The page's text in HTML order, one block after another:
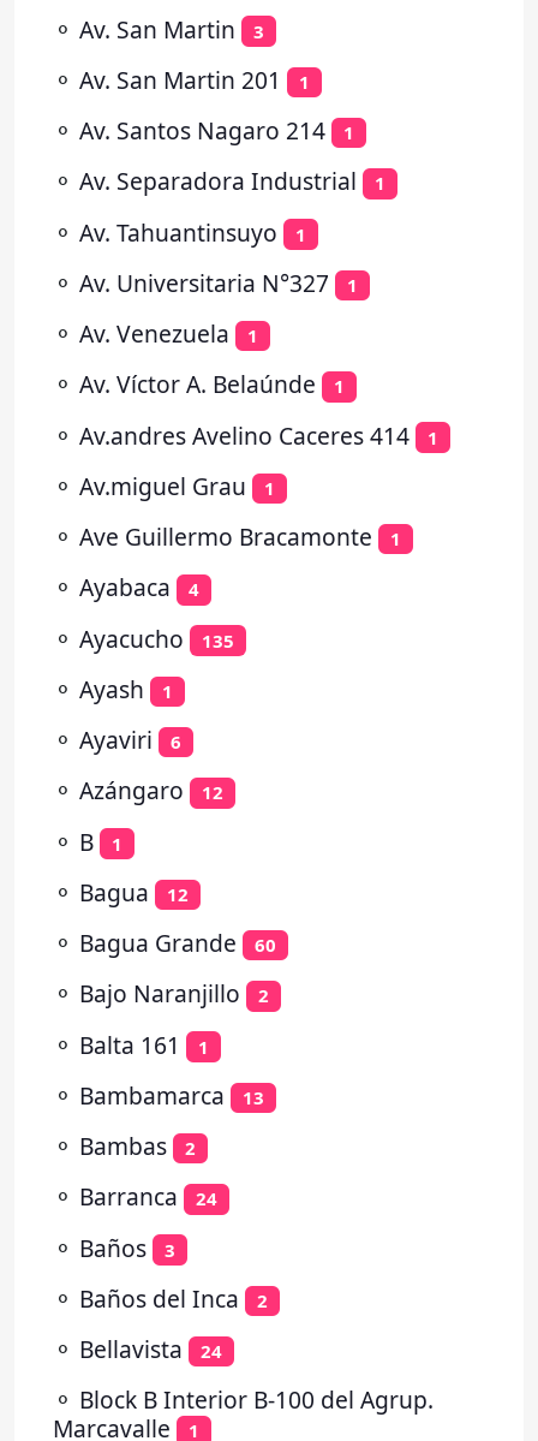
⚬ Av. San Martin 3
⚬ Av. San Martin 201 1
⚬ Av. Santos Nagaro 214 1
⚬ Av. Separadora Industrial 1
⚬ Av. Tahuantinsuyo 1
⚬ Av. Universitaria N°327 1
⚬ Av. Venezuela 1
⚬ Av. Víctor A. Belaúnde 1
⚬ Av.andres Avelino Caceres 414 1
⚬ Av.miguel Grau 1
⚬ Ave Guillermo Bracamonte 1
⚬ Ayabaca 4
⚬ Ayacucho 135
⚬ Ayash 1
⚬ Ayaviri 6
⚬ Azángaro 12
⚬ B 1
⚬ Bagua 12
⚬ Bagua Grande 60
⚬ Bajo Naranjillo 2
⚬ Balta 161 1
⚬ Bambamarca 13
⚬ Bambas 2
⚬ Barranca 24
⚬ Baños 3
⚬ Baños del Inca 2
⚬ Bellavista 24
⚬ Block B Interior B-100 del Agrup.
Marcavalle
1